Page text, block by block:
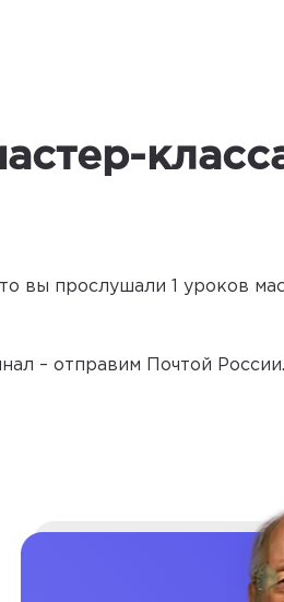
вы прослушали 1 уроков
– отправим Почтой России.